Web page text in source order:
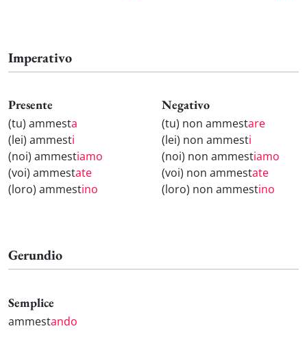
Imperativo
Presente
(tu) ammesta
(lei) ammesti
(noi) ammestiamo
(voi) ammestate
(loro) ammestino
Negativo
(tu) non ammestare
(lei) non ammesti
(noi) non ammestiamo
(voi) non ammestate
(loro) non ammestino
Gerundio
Semplice
ammestando